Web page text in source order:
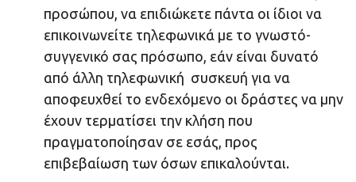
προσώπου, να επιδιώκετε πάντα οι ίδιοι να
επικοινωνείτε τηλεφωνικά με το γνωστό-
συγγενικό σας πρόσωπο, εάν είναι δυνατό
από άλλη τηλεφωνική συσκευή για να
αποφευχθεί το ενδεχόμενο οι δράστες να μην
έχουν τερματίσει την κλήση που
πραγματοποίησαν σε εσάς, προς
επιβεβαίωση των όσων επικαλούνται.